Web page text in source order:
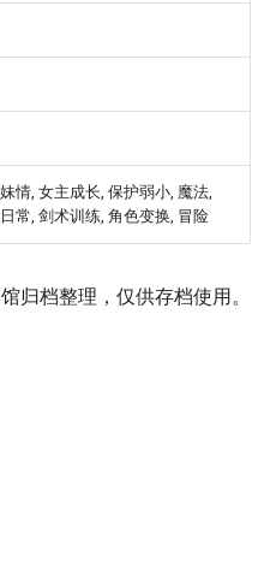
情, 女主成长, 保护弱小, 魔法,
常, 剑术训练, 角色变换, 冒险
归档整理，仅供存档使用。